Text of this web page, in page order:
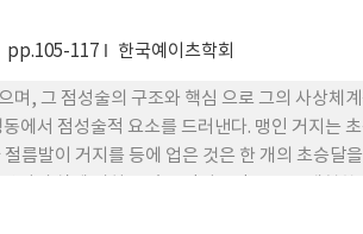
pp.105-117 한국예이츠학회
며, 그 점성술의 구조와 핵심 으로 그의 사상체
에서 점성술적 요소를 드러낸다. 맹인 거지는
름발이 거지를 등에 업은 것은 한 개의 초승달
반자아, 육체와 영혼 사이의 갈등과 조화에 영